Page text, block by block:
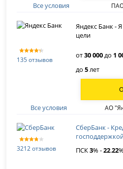
Все условия
135 отзывов
Яндекс Банк -
цели
от30 000до 1
до5лет
Все условия АО
3212 отзывов
СберБанк -
ПСК3% -22.22%